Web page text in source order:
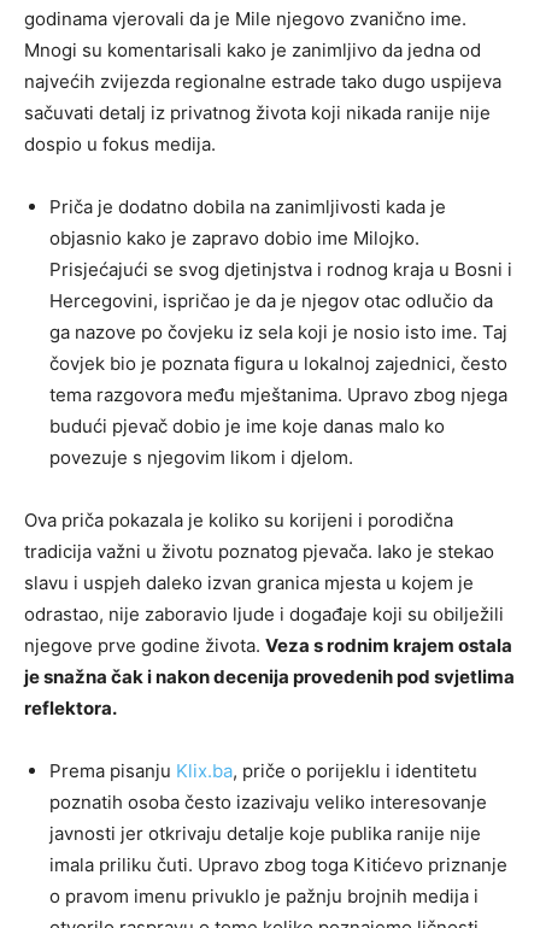
godinama vjerovali da je Mile njegovo zvanično ime.
Mnogi su komentarisali kako je zanimljivo da jedna od
najvećih zvijezda regionalne estrade tako dugo uspijeva
sačuvati detalj iz privatnog života koji nikada ranije nije
dospio u fokus medija.
Priča je dodatno dobila na zanimljivosti kada je
objasnio kako je zapravo dobio ime Milojko.
Prisjećajući se svog djetinjstva i rodnog kraja u Bosni i
Hercegovini, ispričao je da je njegov otac odlučio da
ga nazove po čovjeku iz sela koji je nosio isto ime. Taj
čovjek bio je poznata figura u lokalnoj zajednici, često
tema razgovora među mještanima. Upravo zbog njega
budući pjevač dobio je ime koje danas malo ko
povezuje s njegovim likom i djelom.
Ova priča pokazala je koliko su korijeni i porodična
tradicija važni u životu poznatog pjevača. Iako je stekao
slavu i uspjeh daleko izvan granica mjesta u kojem je
odrastao, nije zaboravio ljude i događaje koji su obilježili
njegove prve godine života. Veza s rodnim krajem ostala
je snažna čak i nakon decenija provedenih pod svjetlima
reflektora.
Prema pisanju Klix.ba, priče o porijeklu i identitetu
poznatih osoba često izazivaju veliko interesovanje
javnosti jer otkrivaju detalje koje publika ranije nije
imala priliku čuti. Upravo zbog toga Kitićevo priznanje
o pravom imenu privuklo je pažnju brojnih medija i